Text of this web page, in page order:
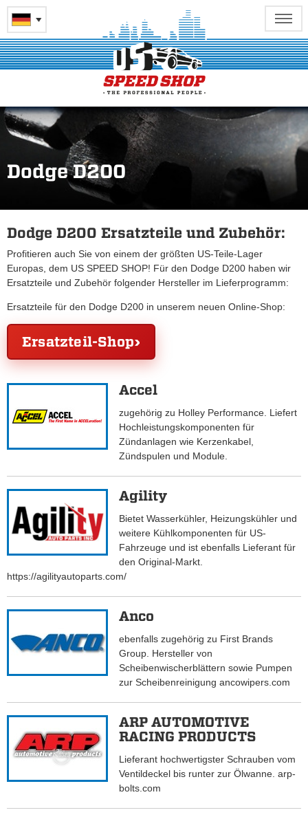
Dodge D200
Dodge D200 Ersatzteile und Zubehör:
Profitieren auch Sie von einem der größten US-Teile-Lager
Europas, dem US SPEED SHOP! Für den Dodge D200 haben wir
Ersatzteile und Zubehör folgender Hersteller im Lieferprogramm:
Ersatzteile für den Dodge D200 in unserem neuen Online-Shop:
Ersatzteil-Shop
Accel
zugehörig zu Holley Performance. Liefert
Hochleistungskomponenten für
Zündanlagen wie Kerzenkabel,
Zündspulen und Module.
Agility
Bietet Wasserkühler, Heizungskühler und
weitere Kühlkomponenten für US-
Fahrzeuge und ist ebenfalls Lieferant für
den Original-Markt.
https://agilityautoparts.com/
Anco
ebenfalls zugehörig zu First Brands
Group. Hersteller von
Scheibenwischerblättern sowie Pumpen
zur Scheibenreinigung ancowipers.com
ARP AUTOMOTIVE
RACING PRODUCTS
Lieferant hochwertigster Schrauben vom
Ventildeckel bis runter zur Ölwanne. arp-
bolts.com